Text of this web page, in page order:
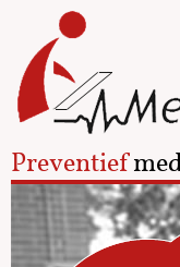
Preventief